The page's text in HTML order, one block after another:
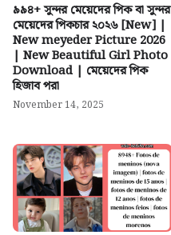
৯৯৪+ সুন্দর মেয়েদের পিক বা সুন্দর
মেয়েদের পিকচার ২০২৬ [New] |
New meyeder Picture 2026
| New Beautiful Girl Photo
Download | মেয়েদের পিক
হিজাব পরা
November 14, 2025